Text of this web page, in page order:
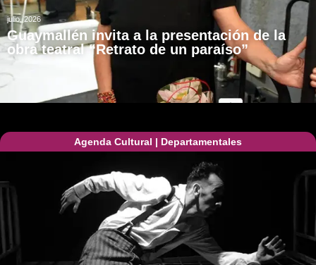
julio, 2026
Guaymallén invita a la presentación de la
obra teatral “Retrato de un paraíso”
Agenda Cultural | Departamentales